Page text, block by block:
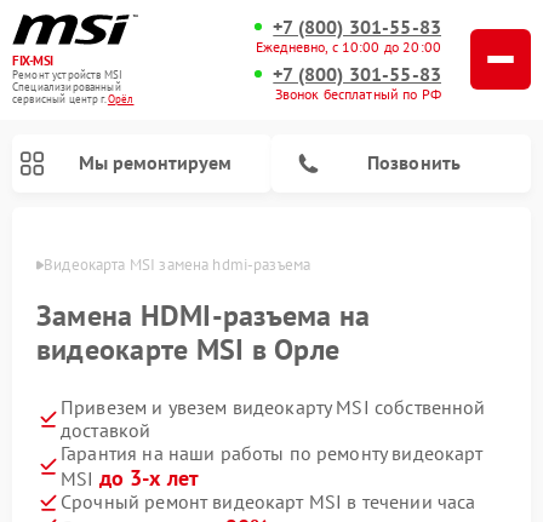
FIX-MSI
Ремонт устройств MSI
Специализированный
cервисный центр г.Орёл
+7 (800) 301-55-83
Ежедневно, с 10:00 до 20:00
+7 (800) 301-55-83
Звонок бесплатный по РФ
Мы ремонтируем Позвонить
Видеокарта MSI замена hdmi-разъема
Замена HDMI-разъема на
видеокарте MSI в Орле
Привезем и увезем видеокарту MSI собственной
доставкой
Гарантия на наши работы по ремонту видеокарт
MSI до 3-х лет
Срочный ремонт видеокарт MSI в течении часа